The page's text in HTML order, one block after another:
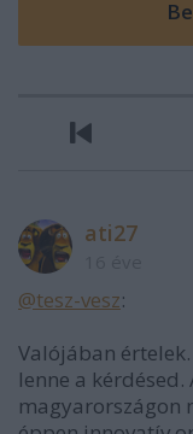
ati27
@tesz-vesz:
Valójában
lenne a
magyarországon